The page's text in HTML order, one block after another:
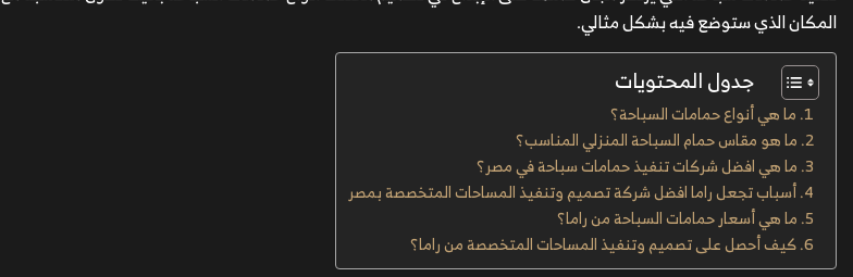
المكان الذي ستوضع فيه بشكل مثالي.
جدول المحتويات
ما هي أنواع حمامات السباحة؟
ما هو مقاس حمام السباحة المنزلي المناسب؟
ما هي افضل شركات تنفيذ حمامات سباحة في مصر؟
أسباب تجعل راما افضل شركة تصميم وتنفيذ المساحات المتخصصة بمصر
ما هي أسعار حمامات السباحة من راما؟
كيف أحصل على تصميم وتنفيذ المساحات المتخصصة من راما؟